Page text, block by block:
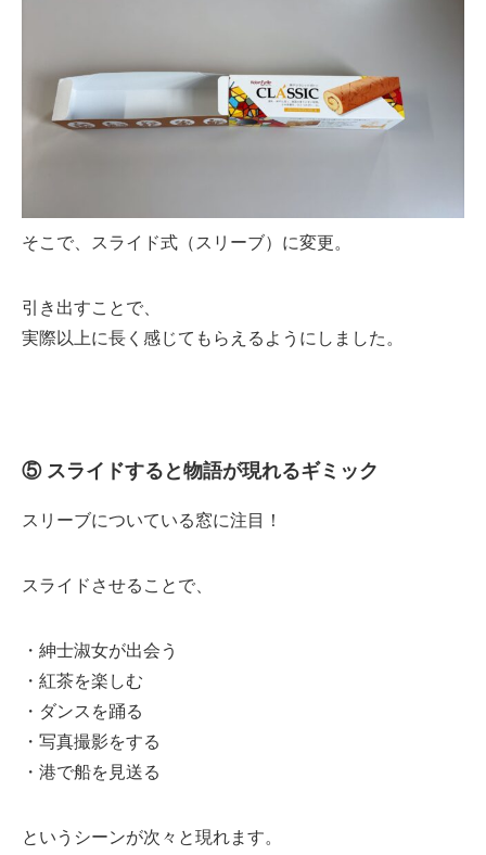
そこで、スライド式（スリーブ）に変更。
引き出すことで、
実際以上に長く感じてもらえるようにしました。
⑤ スライドすると物語が現れるギミック
スリーブについている窓に注目！
スライドさせることで、
・紳士淑女が出会う
・紅茶を楽しむ
・ダンスを踊る
・写真撮影をする
・港で船を見送る
というシーンが次々と現れます。